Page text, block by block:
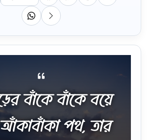
বাঁকে বাঁকে বয়ে
পথ, তার